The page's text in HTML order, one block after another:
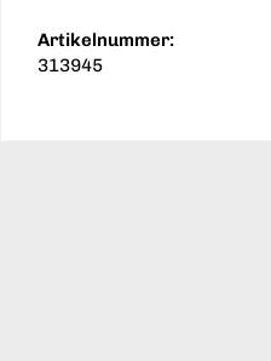
Artikelnummer:
313945